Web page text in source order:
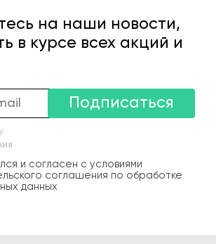
на наши новости,
в курсе всех акций и
Подписаться
и согласен с условиями
соглашения по обработке
данных